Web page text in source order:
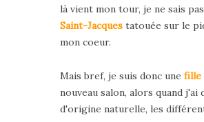
là vient mon tour, je ne sais
Saint-Jacques tatouée sur le
mon coeur.
Mais bref, je suis donc une fille
nouveau salon, alors quand j'ai
d'origine naturelle, les